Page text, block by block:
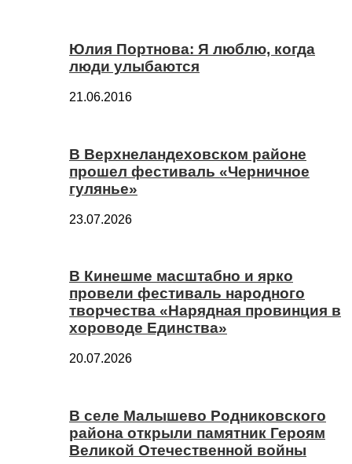
Юлия Портнова: Я люблю, когда
люди улыбаются
21.06.2016
В Верхнеландеховском районе
прошел фестиваль «Черничное
гулянье»
23.07.2026
В Кинешме масштабно и ярко
провели фестиваль народного
творчества «Нарядная провинция в
хороводе Единства»
20.07.2026
В селе Малышево Родниковского
района открыли памятник Героям
Великой Отечественной войны